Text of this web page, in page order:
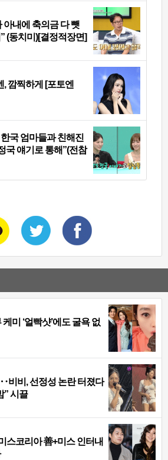
아내에 축의금 다 뺏
(동치미)[결정적장면]
깜찍하게 [포토엔
국 엄마들과 친해진
국 얘기로 통해”(전참
미 ‘얼빡샷’에도 굴욕 없
비비, 선정성 논란 터졌다
” 시끌
스코리아 善+미스 인터내